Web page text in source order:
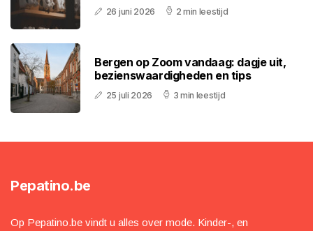
26 juni 2026 2 min leestijd
Bergen op Zoom vandaag: dagje uit,
bezienswaardigheden en tips
25 juli 2026 3 min leestijd
Pepatino.be
Op Pepatino.be vindt u alles over mode. Kinder-, en